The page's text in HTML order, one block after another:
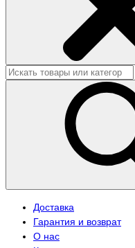
Доставка
Гарантия и возврат
О нас